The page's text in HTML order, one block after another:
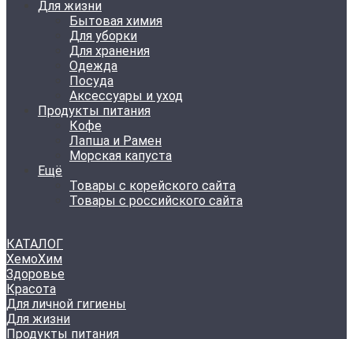
Для жизни
Бытовая химия
Для уборки
Для хранения
Одежда
Посуда
Аксессуары и уход
Продукты питания
Кофе
Лапша и Рамен
Морская капуста
Ещё
Товары с корейского сайта
Товары с российского сайта
КАТАЛОГ
ХемоХим
Здоровье
Красота
Для личной гигиены
Для жизни
Продукты питания